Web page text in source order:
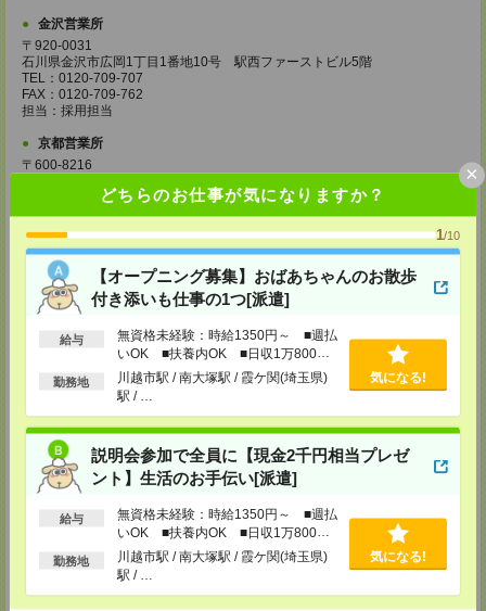
どちらのお仕事が気になりますか？
1/10
【オープニング募集】おばあちゃんのお散歩
付き添いも仕事の1つ[派遣]
給与
無資格未経験：時給1350円～ ■週払
いOK ■扶養内OK ■日収1万800円
以上
勤務地
川越市駅 / 南大塚駅 / 霞ケ関(埼玉県)
駅 / …
気になる!
説明会参加で全員に【現金2千円相当プレゼ
ント】生活のお手伝い[派遣]
給与
無資格未経験：時給1350円～ ■週払
いOK ■扶養内OK ■日収1万800円
以上
勤務地
川越市駅 / 南大塚駅 / 霞ケ関(埼玉県)
駅 / …
気になる!
×
金沢営業所
〒920-0031
石川県金沢市広岡1丁目1番地10号 駅西ファーストビル5階
TEL：0120-709-707
FAX：0120-709-762
担当：採用担当
京都営業所
〒600-8216
京都府京都市下京区新町通七条下ル東塩小路町593番地 トラスコクリスタ
TEL：0120-709-707
FAX：0120-709-751
担当：採用担当
大阪営業所
〒530-0017
大阪府大阪市北区角田町8番1号 大阪梅田ツインタワーズ・ノース34階
TEL：0120-995-985
FAX：0120-992-568
〒650-0044
兵庫県神戸市中央区東川崎町1丁目3番3号 神戸ハーバーランドセンタービ
ル18階
TEL：0120-995-984
FAX：0120-709-785
〒730-0031
広島県広島市中区紙屋町2丁目1番地22号 広島興銀ビル11階